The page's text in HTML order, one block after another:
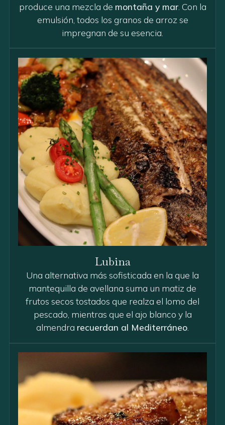
produce una mezcla de montaña y mar. Con la
emulsión, todos los granos de arroz se
impregnan de su esencia.
Lubina
Una alternativa más sofisticada en la que la
mantequilla de avellana suma un matiz de
frutos secos tostados que realza el lomo del
pescado, mientras que el ajo blanco y la
almendra recuerdan al Mediterráneo